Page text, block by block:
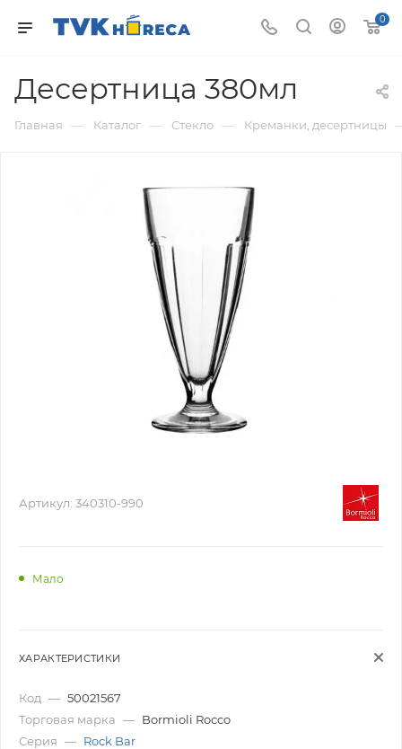
0
Десертница 380мл
Главная — Каталог — Стекло — Креманки, десертницы
Артикул: 340310-990
Мало
ХАРАКТЕРИСТИКИ
Код — 50021567
Торговая марка — Bormioli Rocco
Серия — Rock Bar